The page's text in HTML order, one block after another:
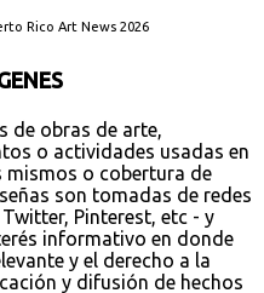
Rico Art News 2026
de obras de arte,
o actividades usadas en
mismos o cobertura de
son tomadas de redes
Pinterest, etc - y
informativo en donde
y el derecho a la
y difusión de hechos